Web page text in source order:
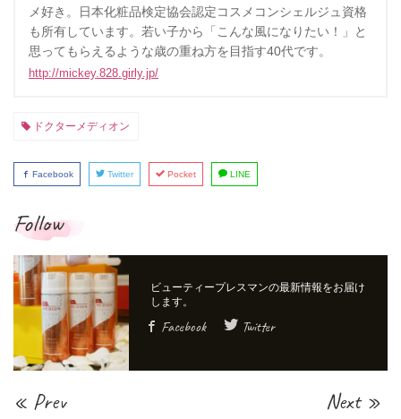
メ好き。日本化粧品検定協会認定コスメコンシェルジュ資格
も所有しています。若い子から「こんな風になりたい！」と
思ってもらえるような歳の重ね方を目指す40代です。
http://mickey.828.girly.jp/
ドクターメディオン
Facebook Twitter Pocket LINE
Follow
Facebook Twitter
« Prev Next »